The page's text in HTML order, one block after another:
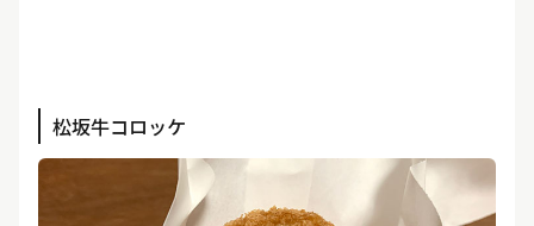
松坂牛コロッケ